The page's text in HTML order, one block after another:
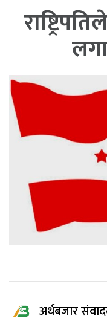
अर्थबजार